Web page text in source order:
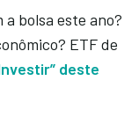
bolsa este ano?
ETF de
deste